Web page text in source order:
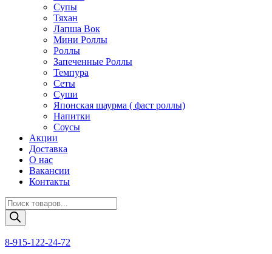
Супы
Тяхан
Лапша Вок
Мини Роллы
Роллы
Запеченные Роллы
Темпура
Сеты
Суши
Японская шаурма ( фаст роллы)
Напитки
Соусы
Акции
Доставка
О нас
Вакансии
Контакты
Поиск
товаров
8-915-122-24-72